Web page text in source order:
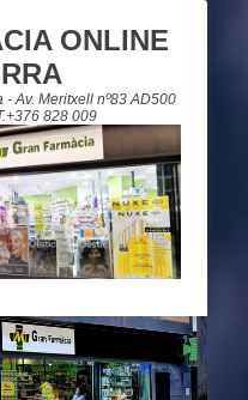
ONLINE
Av. Meritxell nº83 AD500
828 009